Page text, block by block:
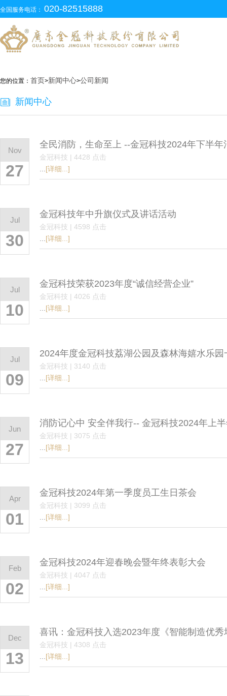
全国服务电话： 020-82515888
您的位置： 首页>新闻中心>公司新闻
新闻中心
Nov
27
全民消防，生命至上 --金冠科技2024年下半年
金冠科技 | 4428 点击
[详细...]
Jul
30
金冠科技年中升旗仪式及讲话活动
金冠科技 | 4598 点击
[详细...]
Jul
10
金冠科技荣获2023年度“诚信经营企业”
金冠科技 | 4026 点击
[详细...]
Jul
09
2024年度金冠科技荔湖公园及森林海嬉水乐园
金冠科技 | 3140 点击
[详细...]
Jun
27
消防记心中 安全伴我行-- 金冠科技2024年上
金冠科技 | 3075 点击
[详细...]
Apr
01
金冠科技2024年第一季度员工生日茶会
金冠科技 | 3099 点击
[详细...]
Feb
02
金冠科技2024年迎春晚会暨年终表彰大会
金冠科技 | 4047 点击
[详细...]
Dec
13
喜讯：金冠科技入选2023年度《智能制造优
金冠科技 | 4308 点击
[详细...]